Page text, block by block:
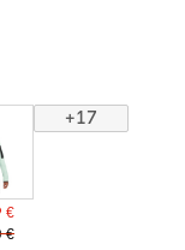
€
€
+17